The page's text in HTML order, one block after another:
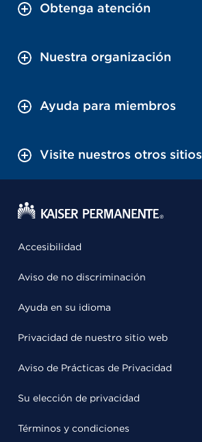
Obtenga atención
Nuestra organización
Ayuda para miembros
Visite nuestros otros sitios
Accesibilidad
Aviso de no discriminación
Ayuda en su idioma
Privacidad de nuestro sitio web
Aviso de Prácticas de Privacidad
Su elección de privacidad
Términos y condiciones